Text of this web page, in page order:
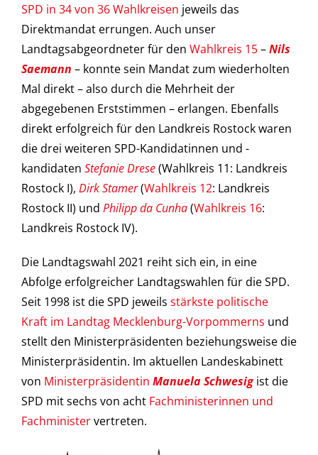
Landespolitik
Bundespolitik
Europapolitik
SPD in 34 von 36 Wahlkreisen jeweils das
Direktmandat errungen. Auch unser
Landtagsabgeordneter für den Wahlkreis 15–Nils
Saemann – konnte sein Mandat zum wiederholten
Mal direkt – also durch die Mehrheit der
abgegebenen Erststimmen – erlangen. Ebenfalls
direkt erfolgreich für den Landkreis Rostock waren
die drei weiteren SPD-Kandidatinnen und -
kandidaten Stefanie Drese(Wahlkreis 11: Landkreis
Rostock I), Dirk Stamer(Wahlkreis 12: Landkreis
Rostock II) und Philipp da Cunha(Wahlkreis 16:
Landkreis Rostock IV).
Die Landtagswahl 2021 reiht sich ein, in eine
Abfolge erfolgreicher Landtagswahlen für die SPD.
Seit 1998 ist die SPD jeweils stärkste politische
Kraft im Landtag Mecklenburg-Vorpommerns und
stellt den Ministerpräsidenten beziehungsweise die
Ministerpräsidentin. Im aktuellen Landeskabinett
von Ministerpräsidentin Manuela Schwesigist die
SPD mit sechs von acht Fachministerinnen und
Fachministervertreten.